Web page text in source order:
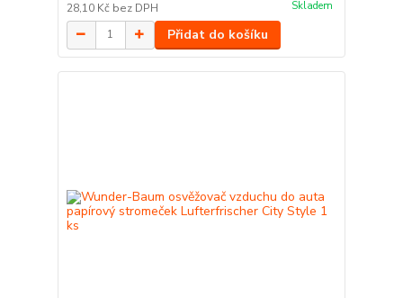
28,10 Kč bez DPH Skladem
Přidat do košíku